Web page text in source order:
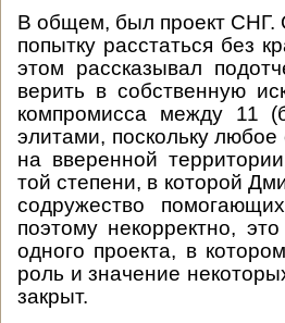
В общем, был проект СНГ.
попытку расстаться без
этом рассказывал
верить в собственную
компромисса между 11
элитами, поскольку
на вверенной
той степени, в которой
содружество
поэтому некорректно,
одного проекта, в
роль и значение
закрыт.